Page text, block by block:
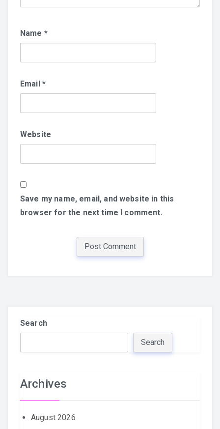
Name *
Email *
Website
Save my name, email, and website in this
browser for the next time I comment.
Search
Search
Archives
August 2026